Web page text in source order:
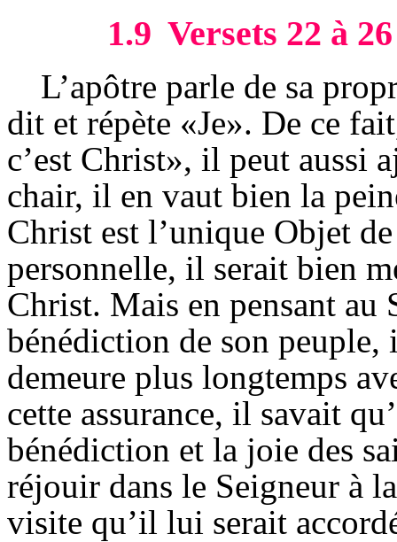
1.9 Versets 22 à 26
L’apôtre parle de sa
dit et répète «Je». De ce
c’est Christ», il peut aussi
chair, il en vaut bien la
Christ est l’unique Objet
personnelle, il serait bien
Christ. Mais en pensant au
bénédiction de son
demeure plus longtemps
cette assurance, il savait
bénédiction et la joie des
réjouir dans le Seigneur à
visite qu’il lui serait